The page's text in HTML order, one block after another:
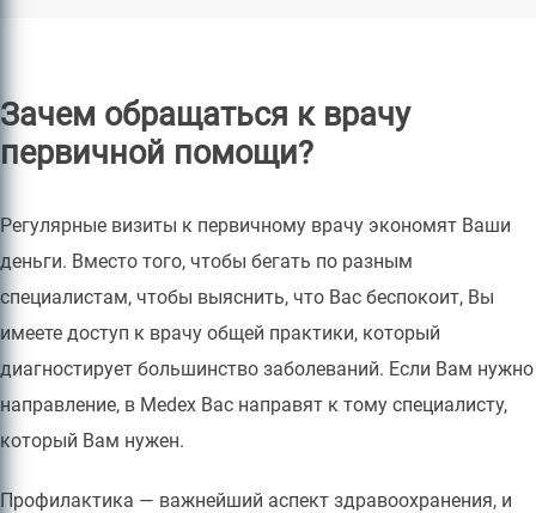
Зачем обращаться к врачу
первичной помощи?
Регулярные визиты к первичному врачу экономят Ваши
деньги. Вместо того, чтобы бегать по разным
специалистам, чтобы выяснить, что Вас беспокоит, Вы
имеете доступ к врачу общей практики, который
диагностирует большинство заболеваний. Если Вам нужно
направление, в Medex Вас направят к тому специалисту,
который Вам нужен.
Профилактика — важнейший аспект здравоохранения, и